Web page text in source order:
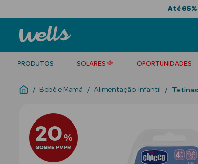
Até 65%
PRODUTOS SOLARES 🌞 OPORTUNIDADES
Bebé e Mamã Alimentação Infantil Tetinas
20%
SOBRE PVPR